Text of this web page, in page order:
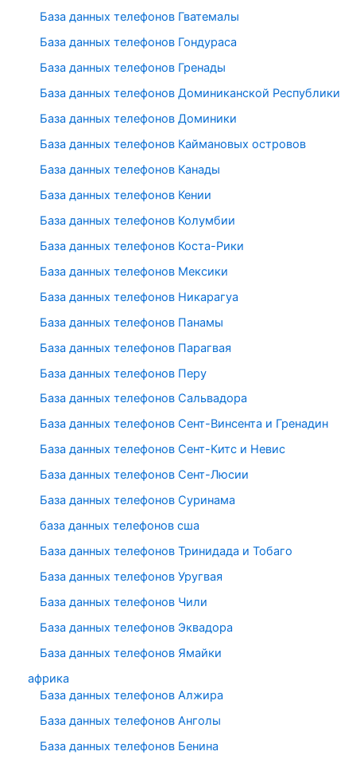
База данных телефонов Гватемалы
База данных телефонов Гондураса
База данных телефонов Гренады
База данных телефонов Доминиканской Республики
База данных телефонов Доминики
База данных телефонов Каймановых островов
База данных телефонов Канады
База данных телефонов Кении
База данных телефонов Колумбии
База данных телефонов Коста-Рики
База данных телефонов Мексики
База данных телефонов Никарагуа
База данных телефонов Панамы
База данных телефонов Парагвая
База данных телефонов Перу
База данных телефонов Сальвадора
База данных телефонов Сент-Винсента и Гренадин
База данных телефонов Сент-Китс и Невис
База данных телефонов Сент-Люсии
База данных телефонов Суринама
база данных телефонов сша
База данных телефонов Тринидада и Тобаго
База данных телефонов Уругвая
База данных телефонов Чили
База данных телефонов Эквадора
База данных телефонов Ямайки
африка
База данных телефонов Алжира
База данных телефонов Анголы
База данных телефонов Бенина